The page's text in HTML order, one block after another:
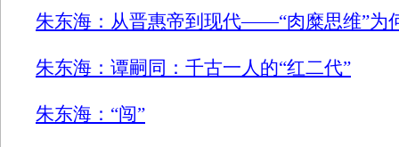
朱东海：从晋惠帝到现代——“肉糜思维”为
朱东海：谭嗣同：千古一人的“红二代”
朱东海：“闯”